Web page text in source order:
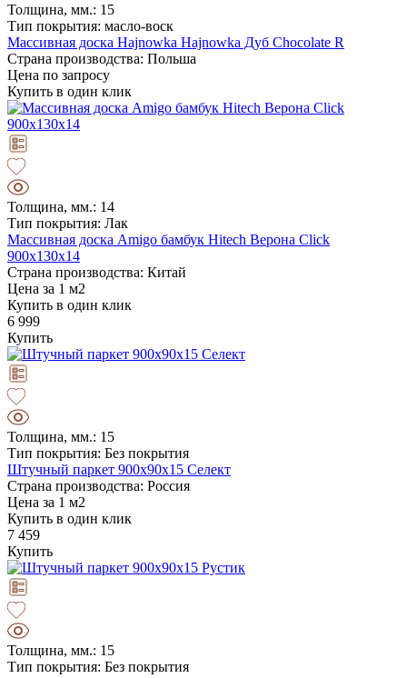
Толщина, мм.: 15
Тип покрытия: масло-воск
Массивная доска Hajnowka Hajnowka Дуб Chocolate R
Страна производства: Польша
Цена по запросу
Купить в один клик
Толщина, мм.: 14
Тип покрытия: Лак
Массивная доска Amigo бамбук Hitech Верона Click
900х130х14
Страна производства: Китай
Цена за 1 м2
Купить в один клик
6 999
Купить
Толщина, мм.: 15
Тип покрытия: Без покрытия
Штучный паркет 900х90х15 Селект
Страна производства: Россия
Цена за 1 м2
Купить в один клик
7 459
Купить
Толщина, мм.: 15
Тип покрытия: Без покрытия